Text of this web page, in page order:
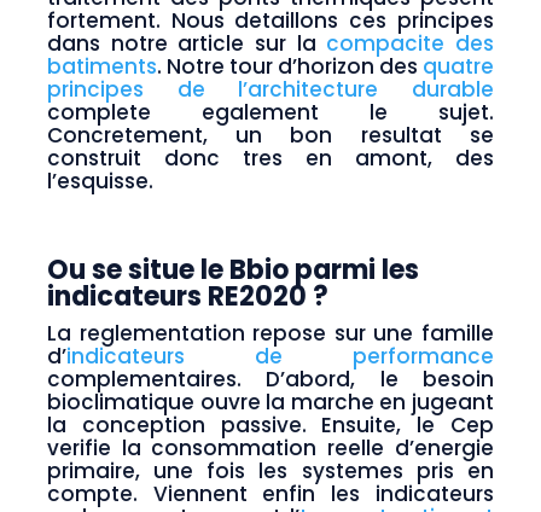
fortement. Nous detaillons ces principes
dans notre article sur la compacite des
batiments. Notre tour d’horizon des quatre
principes de l’architecture durable
complete egalement le sujet.
Concretement, un bon resultat se
construit donc tres en amont, des
l’esquisse.
Ou se situe le Bbio parmi les
indicateurs RE2020 ?
La reglementation repose sur une famille
d’indicateurs de performance
complementaires. D’abord, le besoin
bioclimatique ouvre la marche en jugeant
la conception passive. Ensuite, le Cep
verifie la consommation reelle d’energie
primaire, une fois les systemes pris en
compte. Viennent enfin les indicateurs